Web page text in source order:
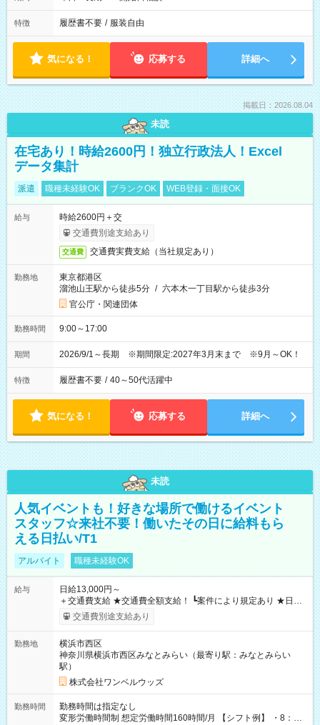
特徴 履歴書不要 / 服装自由
気になる！ 応募する 詳細へ
掲載日：2026.08.04
未読
在宅あり！時給2600円！独立行政法人！Excel
データ集計
派遣 職種未経験OK ブランクOK WEB登録・面接OK
給与
時給2600円＋交
交通費別途支給あり
交通費 交通費実費支給（当社規定あり）
勤務地
東京都港区
溜池山王駅から徒歩5分 / 六本木一丁目駅から徒歩3分
官公庁・関連団体
勤務時間 9:00～17:00
期間 2026/9/1～長期 ※期間限定:2027年3月末まで ※9月～OK！
特徴 履歴書不要 / 40～50代活躍中
気になる！ 応募する 詳細へ
未読
人気イベントも！好きな場所で働けるイベント
スタッフ☆来社不要！働いたその日に給料もら
える日払い/T1
アルバイト 職種未経験OK
給与
日給13,000円～
＋交通費支給 ★交通費全額支給！ ┗案件により規定あり ★日払
いOK！（規定あり） ┗働いたその日に現金GET♪ お仕事後はコ
ンビニATMから 日払い分を引き落とせます！ 【試用期間】試
交通費別途支給あり
勤務地
横浜市西区
神奈川県横浜市西区みなとみらい（最寄り駅：みなとみらい
駅）
株式会社ワンベルウッズ
勤務時間
勤務時間は指定なし
変形労働時間制 想定労働時間160時間/月 【シフト例】 ・8：00